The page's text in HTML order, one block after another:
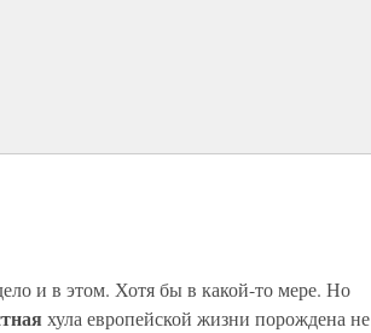
и в этом. Хотя бы в какой-то мере. Но
хула европейской жизни порождена не